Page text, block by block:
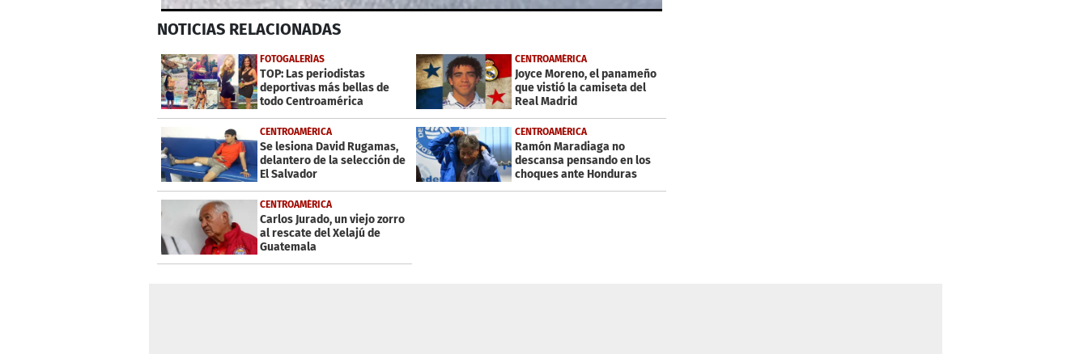
seconds
2
minutes,
26
secondsVolume
0%
NOTICIAS RELACIONADAS
FOTOGALERÍAS
TOP: Las periodistas
deportivas más bellas de
todo Centroamérica
CENTROAMÉRICA
Joyce Moreno, el panameño
que vistió la camiseta del
Real Madrid
CENTROAMÉRICA
Se lesiona David Rugamas,
delantero de la selección de
El Salvador
CENTROAMÉRICA
Ramón Maradiaga no
descansa pensando en los
choques ante Honduras
CENTROAMÉRICA
Carlos Jurado, un viejo zorro
al rescate del Xelajú de
Guatemala